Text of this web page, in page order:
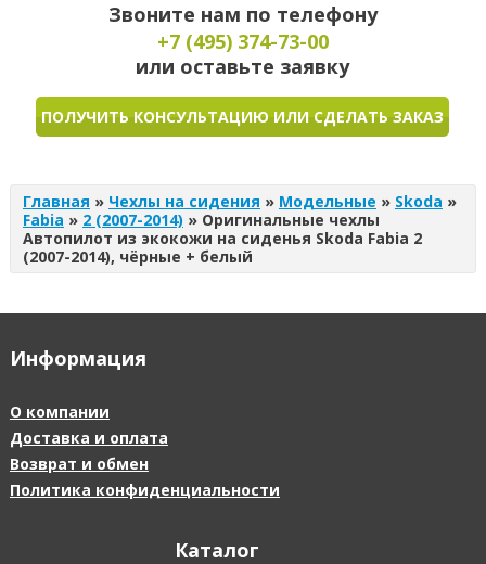
Звоните нам по телефону
+7 (495) 374-73-00
или оставьте заявку
ПОЛУЧИТЬ КОНСУЛЬТАЦИЮ ИЛИ СДЕЛАТЬ ЗАКАЗ
Главная » Чехлы на сидения » Модельные » Skoda »
Fabia » 2 (2007-2014) » Оригинальные чехлы
Автопилот из экокожи на сиденья Skoda Fabia 2
(2007-2014), чёрные + белый
Информация
О компании
Доставка и оплата
Возврат и обмен
Политика конфиденциальности
Каталог